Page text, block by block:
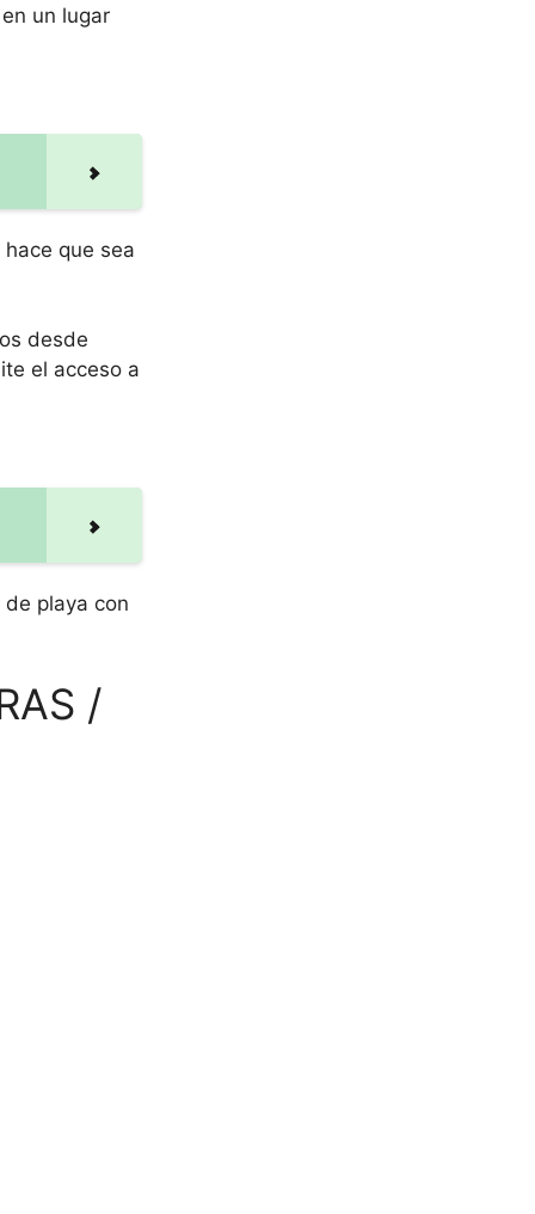
un lugar
que sea
desde
el acceso a
playa con
/